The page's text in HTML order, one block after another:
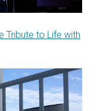
Tribute to Life with